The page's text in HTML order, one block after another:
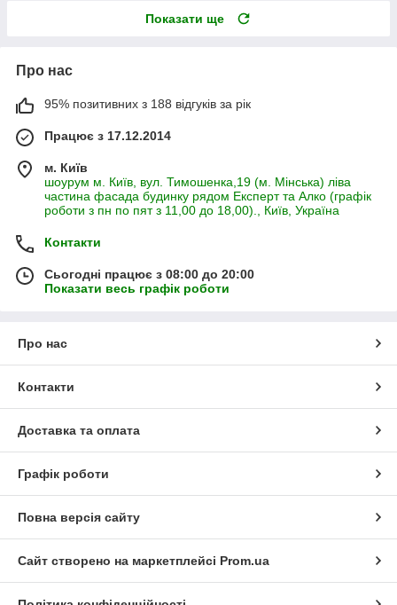
Показати ще
Про нас
95% позитивних з 188 відгуків за рік
Працює з 17.12.2014
м. Київ
шоурум м. Київ, вул. Тимошенка,19 (м. Мінська) ліва
частина фасада будинку рядом Експерт та Алко (графік
роботи з пн по пят з 11,00 до 18,00)., Київ, Україна
Контакти
Сьогодні працює з 08:00 до 20:00
Показати весь графік роботи
Про нас
Контакти
Доставка та оплата
Графік роботи
Повна версія сайту
Сайт створено на маркетплейсі Prom.ua